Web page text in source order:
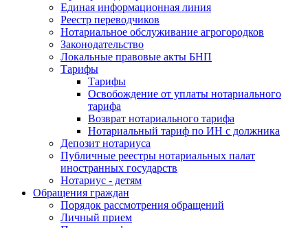
Единая информационная линия
Реестр переводчиков
Нотариальное обслуживание агрогородков
Законодательство
Локальные правовые акты БНП
Тарифы
Тарифы
Освобождение от уплаты нотариального
тарифа
Возврат нотариального тарифа
Нотариальный тариф по ИН с должника
Депозит нотариуса
Публичные реестры нотариальных палат
иностранных государств
Нотариус - детям
Обращения граждан
Порядок рассмотрения обращений
Личный прием